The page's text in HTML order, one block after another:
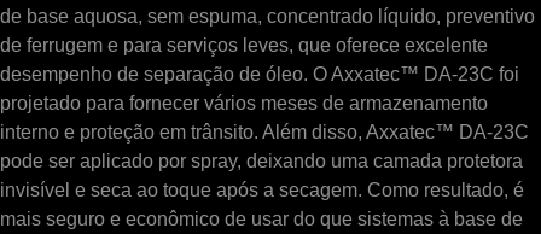
de base aquosa, sem espuma, concentrado líquido, preventivo
de ferrugem e para serviços leves, que oferece excelente
desempenho de separação de óleo. O Axxatec™ DA-23C foi
projetado para fornecer vários meses de armazenamento
interno e proteção em trânsito. Além disso, Axxatec™ DA-23C
pode ser aplicado por spray, deixando uma camada protetora
invisível e seca ao toque após a secagem. Como resultado, é
mais seguro e econômico de usar do que sistemas à base de